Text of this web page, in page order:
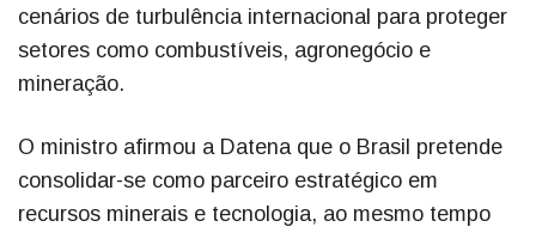
cenários de turbulência internacional para proteger
setores como combustíveis, agronegócio e
mineração.
O ministro afirmou a Datena que o Brasil pretende
consolidar-se como parceiro estratégico em
recursos minerais e tecnologia, ao mesmo tempo